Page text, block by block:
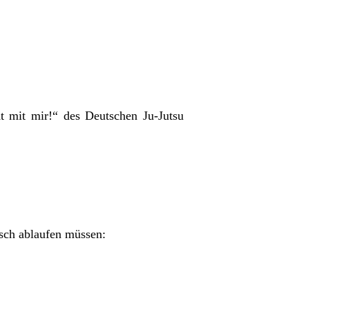
mit mir!“ des Deutschen Ju-Jutsu
ablaufen müssen: